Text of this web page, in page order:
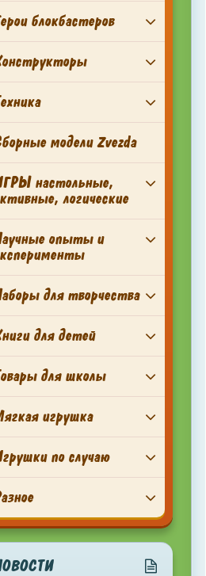
блокбастеров
модели Zvezda
настольные,
логические
опыты и
для творчества
для детей
для школы
игрушка
по случаю